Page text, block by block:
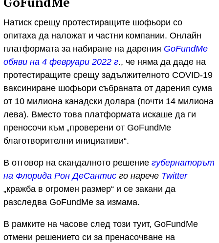
Натиск срещу протестиращите шофьори со
опитаха да наложат и частни компании. Онлайн
платформата за набиране на дарения GoFundMe
обяви на 4 февруари 2022 г., че няма да даде на
протестиращите срещу задължителното COVID-19
ваксиниране шофьори събраната от дарения сума
от 10 милиона канадски долара (почти 14 милиона
лева). Вместо това платформата искаше да ги
преносочи към „проверени от GoFundMe
благотворителни инициативи“.
В отговор на скандалното решение губернаторът
на Флорида Рон ДеСантис го нарече Twitter
„кражба в огромен размер“ и се закани да
разследва GoFundMe за измама.
В рамките на часове след този туит, GoFundMe
отмени решението си за пренасочване на